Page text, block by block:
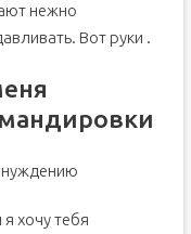
нежно
Вот руки .
хочу тебя